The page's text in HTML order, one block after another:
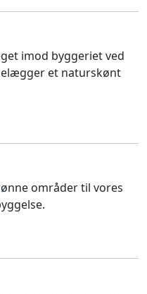
imod byggeriet ved
et naturskønt
områder til vores